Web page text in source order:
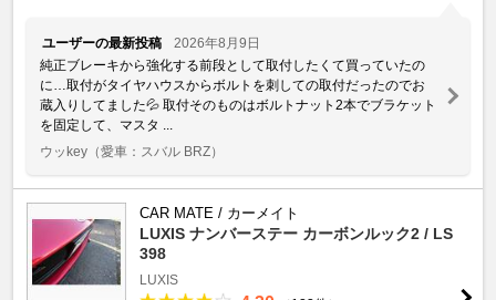
ユーザーの最新投稿
2026年8月9日
純正ブレーキから強化する前段として取付したくて買っていたの
に…取付がタイヤハウスからボルトを刺しての取付だったのでお
蔵入りしてました💦 取付そのものはボルトナット2本でブラケット
を固定して、マスタ ...
ウッkey （愛車：スバル BRZ）
CAR MATE / カーメイト
LUXIS ナンバーステー カーボンルック2 / LS
398
LUXIS